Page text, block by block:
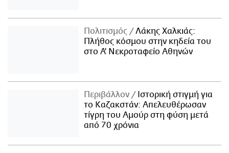
Πολιτισμός
Λάκης Χαλκιάς:
Πλήθος κόσμου στην κηδεία του
στο Α' Νεκροταφείο Αθηνών
Περιβάλλον
Ιστορική στιγμή για
το Καζακστάν: Απελευθέρωσαν
τίγρη του Αμούρ στη φύση μετά
από 70 χρόνια